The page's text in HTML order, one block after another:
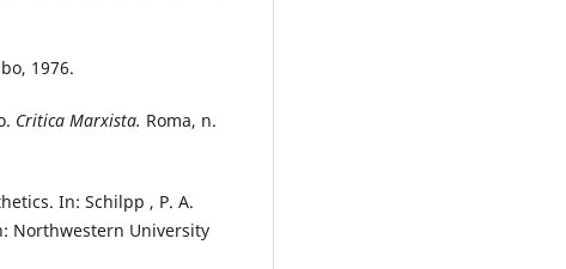
1976.
Critica Marxista. Roma, n.
In: Schilpp , P. A.
Northwestern University